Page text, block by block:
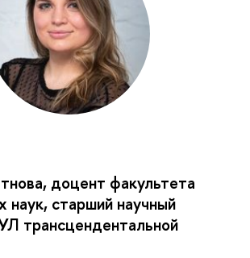
доцент факультета
наук, старший научный
трансцендентальной